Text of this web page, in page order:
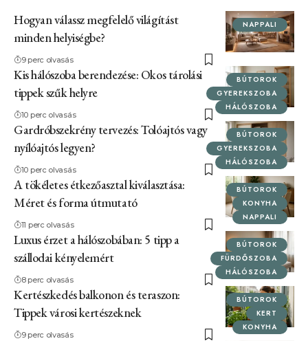
NAPPALI
Hogyan válassz megfelelő világítást
minden helyiségbe?
9 perc olvasás
BÚTOROK
GYEREKSZOBA
HÁLÓSZOBA
Kis hálószoba berendezése: Okos tárolási
tippek szűk helyre
10 perc olvasás
BÚTOROK
GYEREKSZOBA
HÁLÓSZOBA
Gardróbszekrény tervezés: Tolóajtós vagy
nyílóajtós legyen?
10 perc olvasás
BÚTOROK
KONYHA
NAPPALI
A tökéletes étkezőasztal kiválasztása:
Méret és forma útmutató
11 perc olvasás
BÚTOROK
FÜRDŐSZOBA
HÁLÓSZOBA
Luxus érzet a hálószobában: 5 tipp a
szállodai kényelemért
8 perc olvasás
BÚTOROK
KERT
KONYHA
Kertészkedés balkonon és teraszon:
Tippek városi kertészeknek
9 perc olvasás